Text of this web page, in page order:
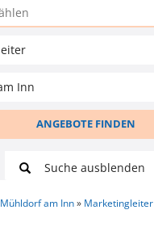
ANGEBOTE FINDEN
Suche ausblenden
Mühldorf am Inn Marketingleiter